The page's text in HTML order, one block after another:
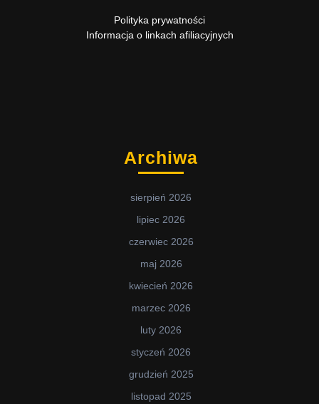
Polityka prywatności
Informacja o linkach afiliacyjnych
Archiwa
sierpień 2026
lipiec 2026
czerwiec 2026
maj 2026
kwiecień 2026
marzec 2026
luty 2026
styczeń 2026
grudzień 2025
listopad 2025